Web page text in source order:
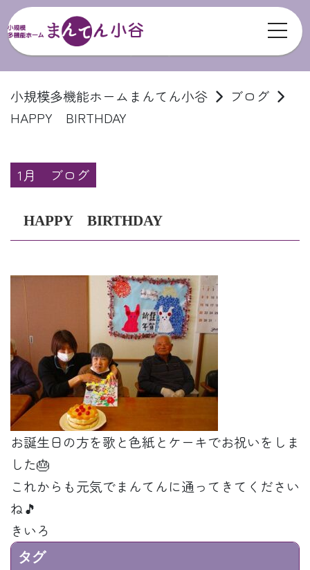
小規模多機能ホームまんてん小谷
ブログ
HAPPY BIRTHDAY
1月 ブログ
HAPPY BIRTHDAY
お誕生日の方を歌と色紙とケーキでお祝いをしま
した🎂
これからも元気でまんてんに通ってきてください
ね🎵
きいろ
タグ